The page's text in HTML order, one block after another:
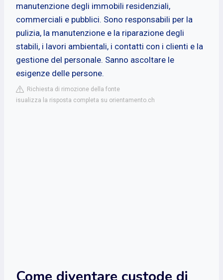
manutenzione degli immobili residenziali,
commerciali e pubblici. Sono responsabili per la
pulizia, la manutenzione e la riparazione degli
stabili, i lavori ambientali, i contatti con i clienti e la
gestione del personale. Sanno ascoltare le
esigenze delle persone.
Richiesta di rimozione della fonte
isualizza la risposta completa su orientamento.ch